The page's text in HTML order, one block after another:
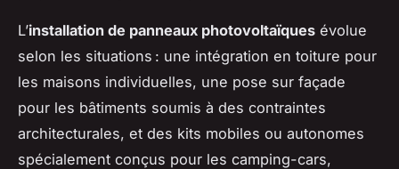
L’installation de panneaux photovoltaïques évolue
selon les situations : une intégration en toiture pour
les maisons individuelles, une pose sur façade
pour les bâtiments soumis à des contraintes
architecturales, et des kits mobiles ou autonomes
spécialement conçus pour les camping-cars,